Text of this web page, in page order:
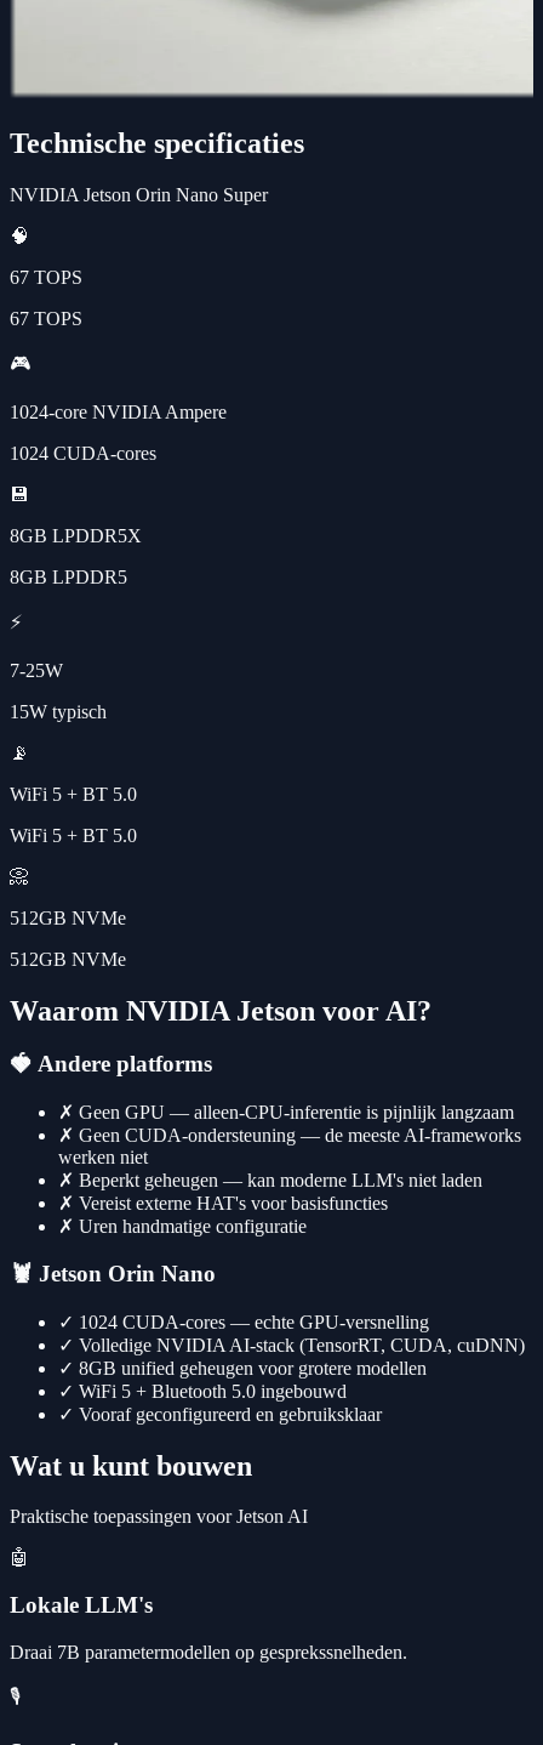
Technische specificaties
NVIDIA Jetson Orin Nano Super
🧠
67 TOPS
67 TOPS
🎮
1024-core NVIDIA Ampere
1024 CUDA-cores
💾
8GB LPDDR5X
8GB LPDDR5
⚡
7-25W
15W typisch
📡
WiFi 5 + BT 5.0
WiFi 5 + BT 5.0
📀
512GB NVMe
512GB NVMe
Waarom NVIDIA Jetson voor AI?
🍓 Andere platforms
✗ Geen GPU — alleen-CPU-inferentie is pijnlijk langzaam
✗ Geen CUDA-ondersteuning — de meeste AI-frameworks
werken niet
✗ Beperkt geheugen — kan moderne LLM's niet laden
✗ Vereist externe HAT's voor basisfuncties
✗ Uren handmatige configuratie
🦞 Jetson Orin Nano
✓ 1024 CUDA-cores — echte GPU-versnelling
✓ Volledige NVIDIA AI-stack (TensorRT, CUDA, cuDNN)
✓ 8GB unified geheugen voor grotere modellen
✓ WiFi 5 + Bluetooth 5.0 ingebouwd
✓ Vooraf geconfigureerd en gebruiksklaar
Wat u kunt bouwen
Praktische toepassingen voor Jetson AI
🤖
Lokale LLM's
Draai 7B parametermodellen op gesprekssnelheden.
🎙️